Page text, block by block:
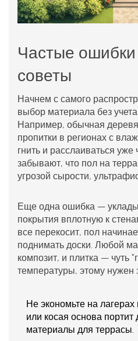
Частые
советы
Начнем с самого
выбор материала без
Например, обычная
пропитки в регионах с
гнить и расслаиваться
забывают, что пол на
угрозой сырости,
Еще одна ошибка —
покрытия вплотную к
все перекосит, пол
поднимать доски. Любой
композит, и плитка — чуть
температуры, этому нужен
Не экономьте на
или косая основа
материалы для террасы